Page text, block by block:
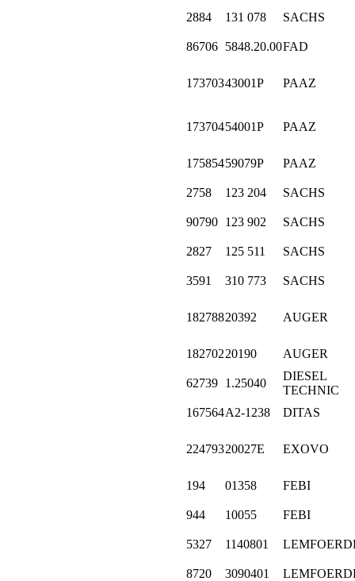
2884 131 078 SACHS
86706 5848.20.00FAD
17370343001P PAAZ
17370454001P PAAZ
17585459079P PAAZ
2758 123 204 SACHS
90790 123 902 SACHS
2827 125 511 SACHS
3591 310 773 SACHS
18278820392 AUGER
18270220190 AUGER
62739 1.25040
DIESEL
TECHNIC
167564A2-1238 DITAS
22479320027E EXOVO
194 01358 FEBI
944 10055 FEBI
5327 1140801
8720 3090401